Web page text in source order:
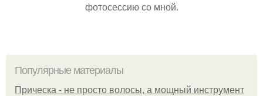
фотосессию со мной.
Популярные материалы
Прическа - не просто волосы, а мощный инструмент